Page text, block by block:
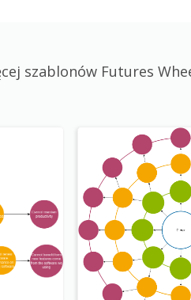
szablonów Futures